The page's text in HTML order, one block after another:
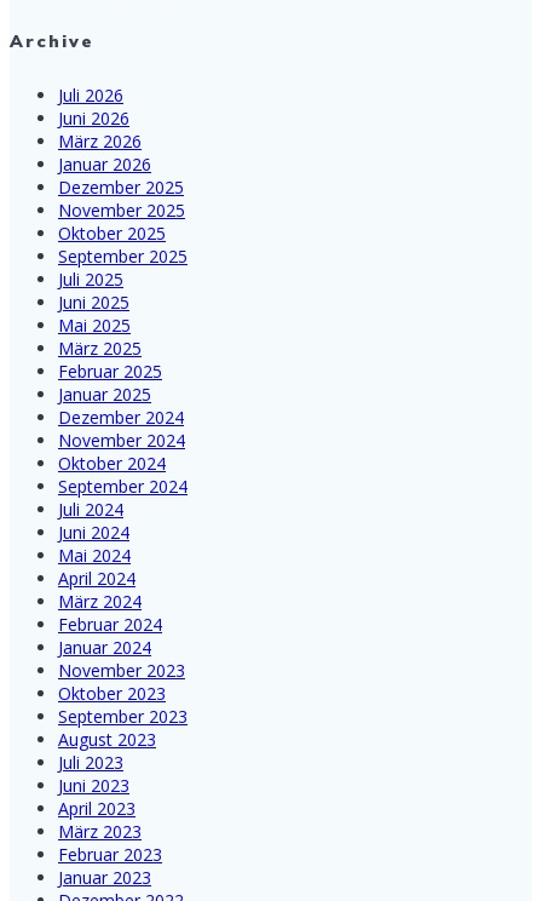
Archive
Juli 2026
Juni 2026
März 2026
Januar 2026
Dezember 2025
November 2025
Oktober 2025
September 2025
Juli 2025
Juni 2025
Mai 2025
März 2025
Februar 2025
Januar 2025
Dezember 2024
November 2024
Oktober 2024
September 2024
Juli 2024
Juni 2024
Mai 2024
April 2024
März 2024
Februar 2024
Januar 2024
November 2023
Oktober 2023
September 2023
August 2023
Juli 2023
Juni 2023
April 2023
März 2023
Februar 2023
Januar 2023